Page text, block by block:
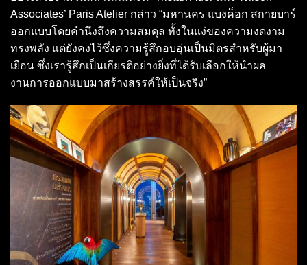
Associates’ Paris Atelier กล่าว “มหานคร แบงค็อก สกายบาร์
ออกแบบโดยคำนึงถึงความสมดุล ทั้งในแง่ของความงดงาม
ทรงพลัง แต่ยังคงไว้ซึ่งความรู้สึกอบอุ่นเป็นมิตรสำหรับผู้มา
เยือน ซึ่งเรารู้สึกเป็นเกียรติอย่างยิ่งที่ได้รับเลือกให้นำผล
งานการออกแบบมาสร้างสรรค์ให้เป็นจริง”